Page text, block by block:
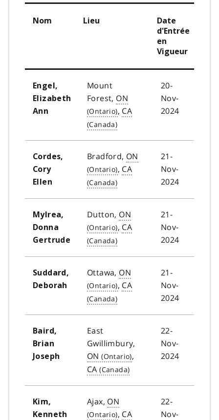
Nom Lieu
Date
d'Entrée
en
Vigueur
Engel,
Elizabeth
Ann
Mount
Forest, ON
, CA
20-
Nov-
2024
Cordes,
Cory
Ellen
Bradford, ON
, CA
21-
Nov-
2024
Mylrea,
Donna
Gertrude
Dutton, ON
, CA
21-
Nov-
2024
Suddard,
Deborah
Ottawa, ON
, CA
21-
Nov-
2024
Baird,
Brian
Joseph
East
Gwillimbury,
ON
,
CA
22-
Nov-
2024
Kim,
Kenneth
Ajax, ON
, CA
22-
Nov-